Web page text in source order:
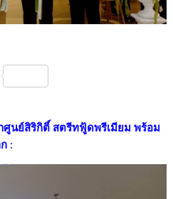
S
ar
e
ศูนย์สิริกิติ์ สตรีทฟู้ดพรีเมียม พร้อม
: